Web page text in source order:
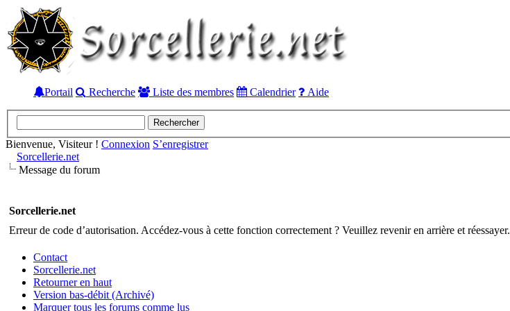
Portail Recherche Liste des membres Calendrier Aide
Bienvenue, Visiteur ! Connexion S’enregistrer
Sorcellerie.net
Message du forum
Sorcellerie.net
Erreur de code d’autorisation. Accédez-vous à cette fonction correctement ? Veuillez revenir en arrière et réessayer.
Contact
Sorcellerie.net
Retourner en haut
Version bas-débit (Archivé)
Marquer tous les forums comme lus